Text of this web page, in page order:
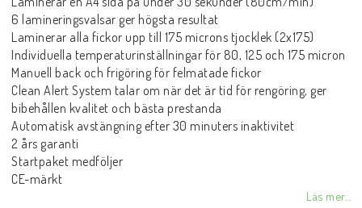
6 lamineringsvalsar ger högsta resultat
Laminerar alla fickor upp till 175 microns tjocklek (2x175)
Individuella temperaturinställningar för 80, 125 och 175 micron
Manuell back och frigöring för felmatade fickor
Clean Alert System talar om när det är tid för rengöring, ger
bibehållen kvalitet och bästa prestanda
Automatisk avstängning efter 30 minuters inaktivitet
2 års garanti
Startpaket medföljer
CE-märkt
Läs mer...